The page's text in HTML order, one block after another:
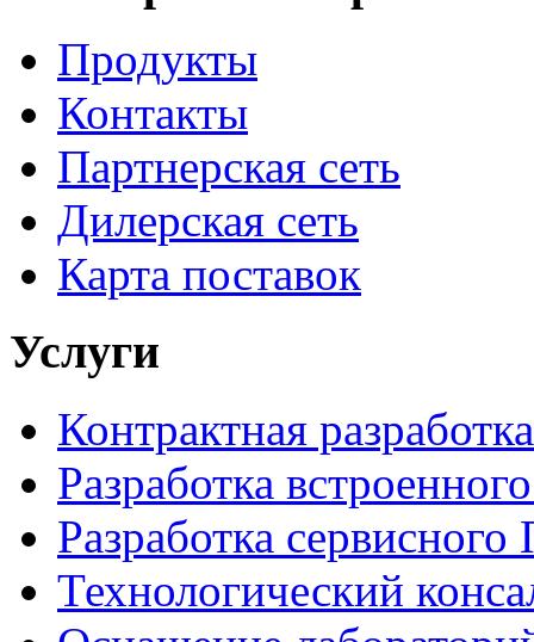
Продукты
Контакты
Партнерская сеть
Дилерская сеть
Карта поставок
Услуги
Контрактная разработка
Разработка
Разработка
Технологический